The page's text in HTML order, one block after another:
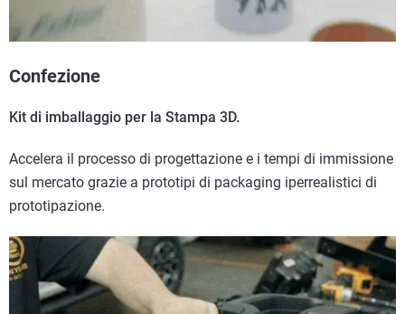
Confezione
Kit di imballaggio per la Stampa 3D.
Accelera il processo di progettazione e i tempi di immissione
sul mercato grazie a prototipi di packaging iperrealistici di
prototipazione.